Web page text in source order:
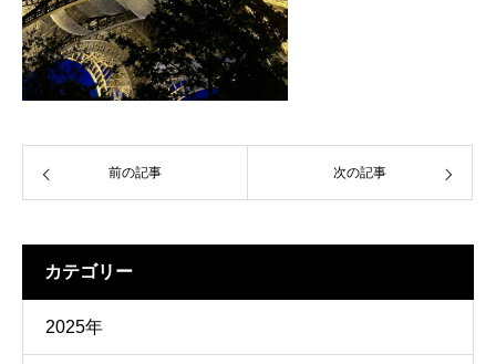
前の記事 次の記事
カテゴリー
2025年